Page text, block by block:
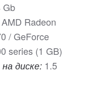
Gb
AMD Radeon
/ GeForce
series (1 GB)
диске: 1.5